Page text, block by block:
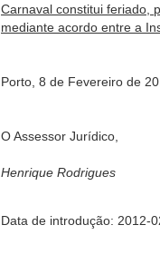
Carnaval constitui feriado,
mediante acordo entre a
Porto, 8 de Fevereiro de
O Assessor Jurídico,
Henrique Rodrigues
Data de introdução: 2012-